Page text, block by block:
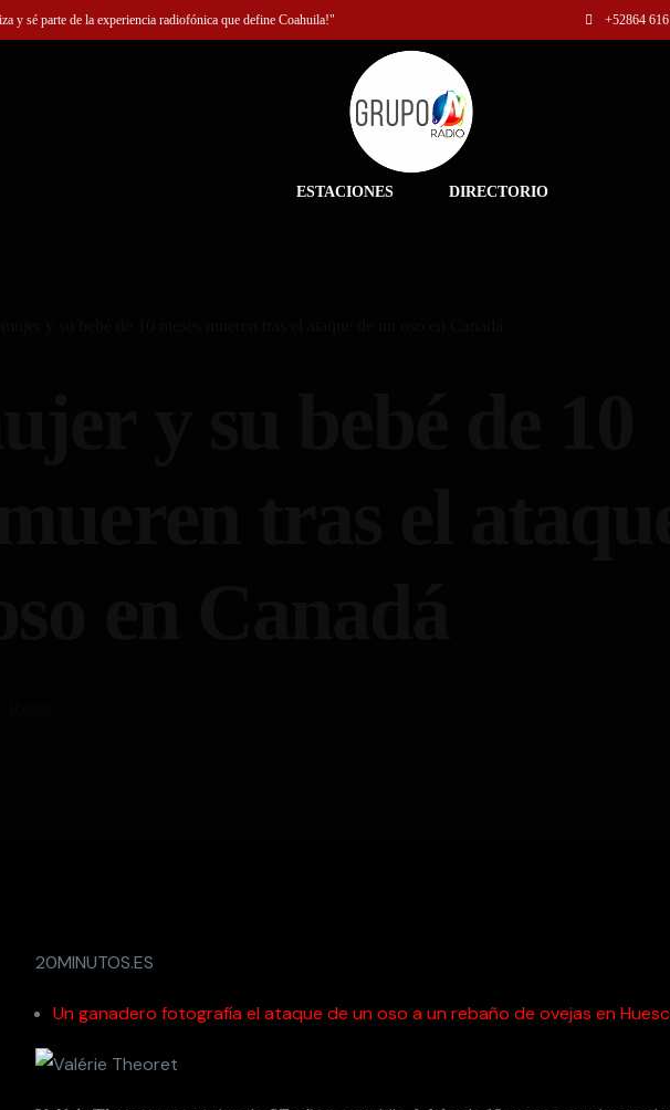
y sé parte de la experiencia radiofónica que define Coahuila!" +52864
ESTACIONES DIRECTORIO
20MINUTOS.ES
Un ganadero fotografía el ataque de un oso a un rebaño de ovejas en